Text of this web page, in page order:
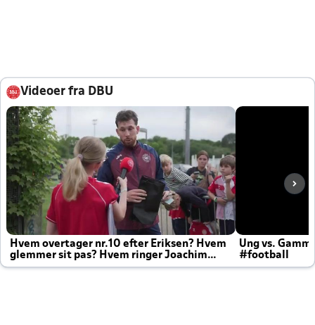
Videoer fra DBU
Hvem overtager nr.10 efter Eriksen? Hvem
glemmer sit pas? Hvem ringer Joachim
altid til efter kampe?
Ung vs.
#football